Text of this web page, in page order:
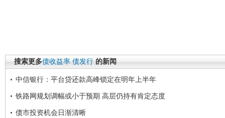
搜索更多债收益率 债发行 的新闻
中信银行：平台贷还款高峰锁定在明年上半年
铁路网规划调幅或小于预期 高层仍持有肯定态度
债市投资机会日渐清晰